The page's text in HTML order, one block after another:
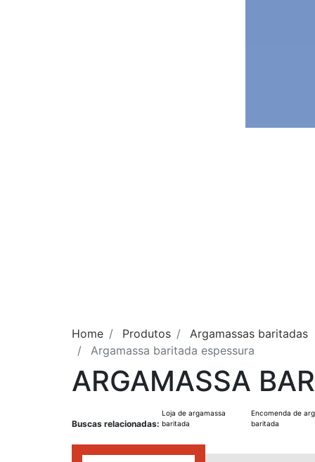
Home Produtos
Argamassas baritadas
Argamassa baritada espessura
ARGAMASSA
Buscas relacionadas:
Loja de argamassa
baritada
Encomenda de
baritada